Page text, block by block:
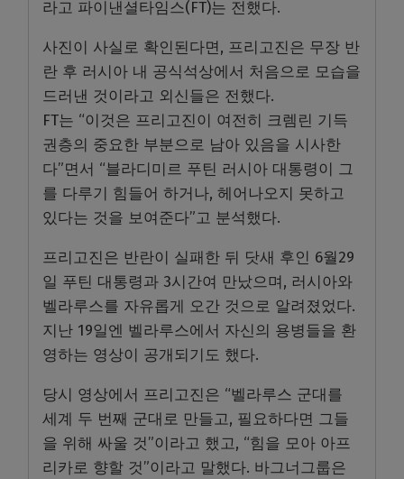
라고 파이낸셜타임스(FT)는 전했다.
사진이 사실로 확인된다면, 프리고진은 무장 반
란 후 러시아 내 공식석상에서 처음으로 모습을
드러낸 것이라고 외신들은 전했다.
FT는 “이것은 프리고진이 여전히 크렘린 기득
권층의 중요한 부분으로 남아 있음을 시사한
다”면서 “블라디미르 푸틴 러시아 대통령이 그
를 다루기 힘들어 하거나, 헤어나오지 못하고
있다는 것을 보여준다”고 분석했다.
프리고진은 반란이 실패한 뒤 닷새 후인 6월29
일 푸틴 대통령과 3시간여 만났으며, 러시아와
벨라루스를 자유롭게 오간 것으로 알려졌었다.
지난 19일엔 벨라루스에서 자신의 용병들을 환
영하는 영상이 공개되기도 했다.
당시 영상에서 프리고진은 “벨라루스 군대를
세계 두 번째 군대로 만들고, 필요하다면 그들
을 위해 싸울 것”이라고 했고, “힘을 모아 아프
리카로 향할 것”이라고 말했다. 바그너그룹은